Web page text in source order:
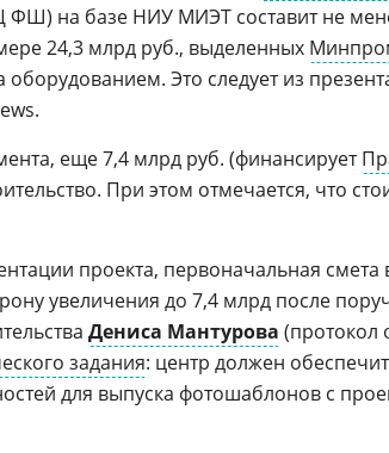
ФШ) на базе НИУ МИЭТ составит не
24,3 млрд руб., выделенных
Это следует из
еще 7,4 млрд руб. (финансирует
При этом отмечается, что
проекта, первоначальная
увеличения до 7,4 млрд после
Дениса Мантурова (протокол
задания: центр должен
для выпуска фотошаблонов с